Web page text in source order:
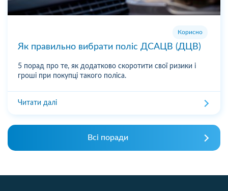
Корисно
Як правильно вибрати поліс ДСАЦВ (ДЦВ)
5 порад про те, як додатково скоротити свої ризики і
гроші при покупці такого поліса.
Читати далі
Всі поради